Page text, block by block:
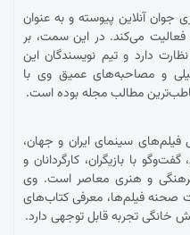
خبری جوان آنلاین پیوسته و به عنوان
فعالیت می‌کند. در این سمت، بر
دارد و تیم نویسندگان این
و مصاحبه‌های عمیق وی با
مطالب مجله بوده است.
سینمای ایران و جهان،
با بازیگران، کارگردانان و
و هنری معاصر است. وی
صحنه فیلم‌ها، معرفی کتاب‌های
خانگی تجربه قابل توجهی دارد.